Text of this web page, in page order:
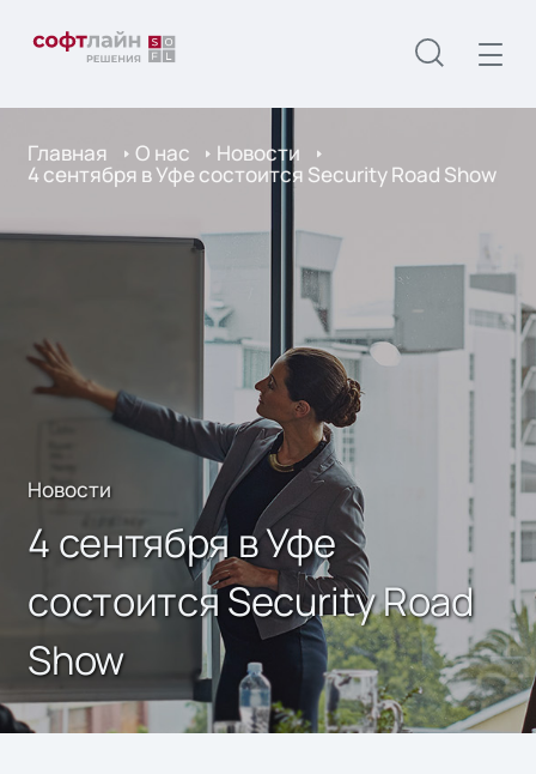
Главная О нас Новости
4 сентября в Уфе состоится Security Road Show
Новости
4 сентября в Уфе
состоится Security Road
Show